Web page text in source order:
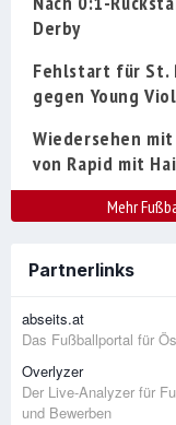
Derby
Fehlstart für St.
gegen Young
Wiedersehen
von Rapid mit
Mehr
Partnerlinks
abseits.at
Das Fußballportal für
Overlyzer
Der Live-Analyzer für
und Bewerben